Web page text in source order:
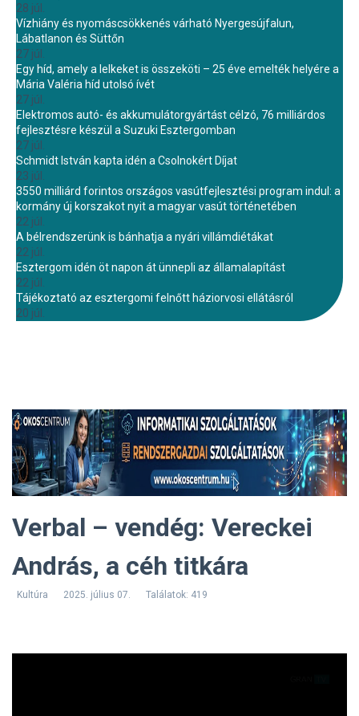
28 júl.
Vízhiány és nyomáscsökkenés várható Nyergesújfalun,
Lábatlanon és Süttőn
27 júl.
Egy híd, amely a lelkeket is összeköti – 25 éve emelték helyére a
Mária Valéria híd utolsó ívét
27 júl.
Elektromos autó- és akkumulátorgyártást célzó, 76 milliárdos
fejlesztésre készül a Suzuki Esztergomban
27 júl.
Schmidt István kapta idén a Csolnokért Díjat
23 júl.
3550 milliárd forintos országos vasútfejlesztési program indul: a
kormány új korszakot nyit a magyar vasút történetében
22 júl.
A bélrendszerünk is bánhatja a nyári villámdiétákat
22 júl.
Esztergom idén öt napon át ünnepli az államalapítást
22 júl.
Tájékoztató az esztergomi felnőtt háziorvosi ellátásról
20 júl.
Verbal – vendég: Vereckei
András, a céh titkára
Kultúra 2025. július 07. Találatok: 419